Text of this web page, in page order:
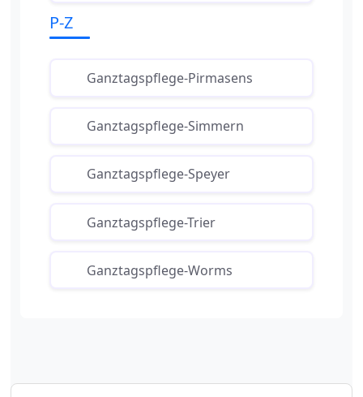
P-Z
Ganztagspflege-Pirmasens
Ganztagspflege-Simmern
Ganztagspflege-Speyer
Ganztagspflege-Trier
Ganztagspflege-Worms